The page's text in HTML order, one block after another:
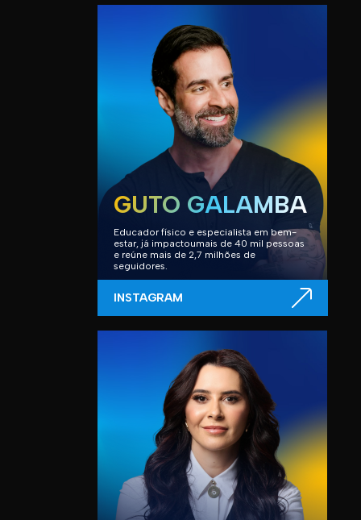
GUTO GALAMBA
Educador físico e especialista em bem-
estar, já impactoumais de 40 mil pessoas
e reúne mais de 2,7 milhões de
seguidores.
INSTAGRAM